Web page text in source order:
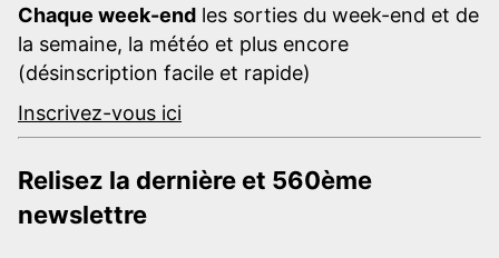
Chaque week-end les sorties du week-end et de
la semaine, la météo et plus encore
(désinscription facile et rapide)
Inscrivez-vous ici
Relisez la dernière et 560ème
newslettre